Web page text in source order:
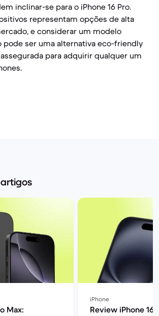
inclinar-se para o iPhone 16 Pro.
representam opções de alta
e considerar um modelo
pode ser uma alternativa eco-friendly
para adquirir qualquer um
Max:
iPhone
Review iPhone 16: